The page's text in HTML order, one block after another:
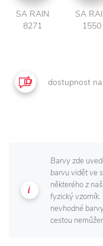
SA RAIN
8271
SA
1550
dostupnost
Barvy zde
barvu vidět ve
některého z
fyzický
nevhodné
cestou